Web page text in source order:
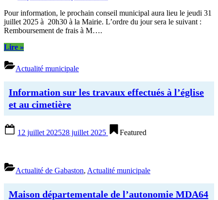
Pour information, le prochain conseil municipal aura lieu le jeudi 31
juillet 2025 à 20h30 à la Mairie. L’ordre du jour sera le suivant :
Remboursement de frais à M….
Lire“INFORMATION
MUNICIPAL
DU
JEUDI
31
JUILLET
2025”
»
Actualité municipale
Information sur les travaux effectués à l’église
et au cimetière
on
12 juillet 202528 juillet 2025 Featured
Actualité de Gabaston, Actualité municipale
Maison départementale de l’autonomie MDA64